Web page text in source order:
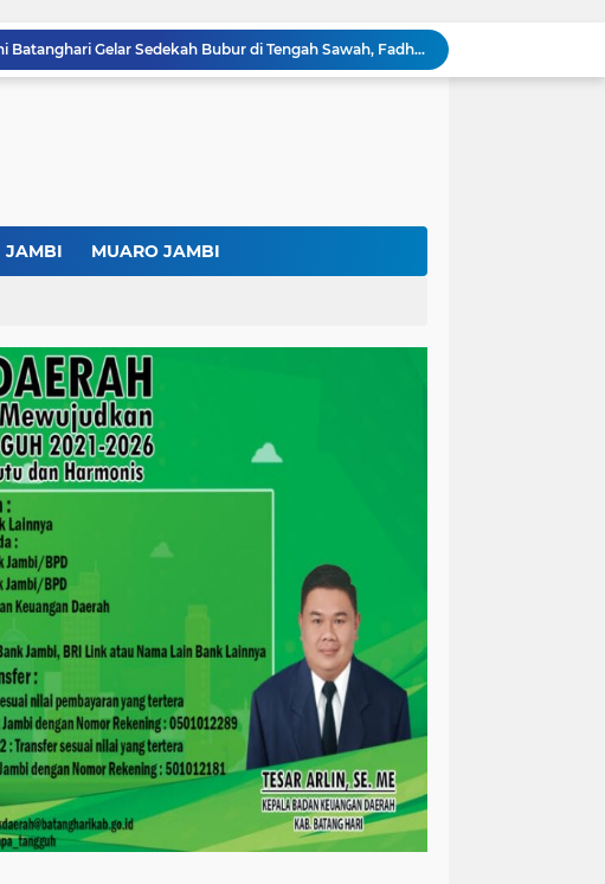
Ratusan Petani Batanghari Gelar Sedekah Bubur di Tengah Sawah, Fadhil Arief: Tradisi Ini Harus Tetap Lestari
Fadhil Arief Kukuhkan Pengurus APDESI Merah Putih Batang Hari, Iknak Nahkodai Periode 2026–2031
Resmi! Muskab PORSEROSI Batang Hari Sukses Digelar, Almicab Terpilih Secara Aklamasi
JAMBI MUARO JAMBI